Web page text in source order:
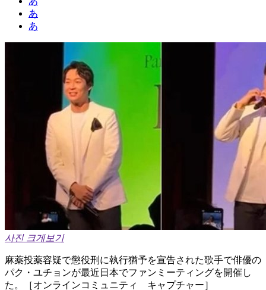
あ
あ
사진 크게보기
麻薬投薬容疑で懲役刑に執行猶予を宣告された歌手で俳優の
パク・ユチョンが最近日本でファンミーティングを開催し
た。［オンラインコミュニティ キャプチャー］